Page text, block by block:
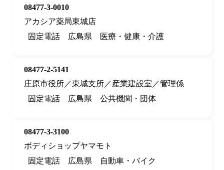
08477-3-0010
アカシア薬局東城店
固定電話
広島県 医療・健康・介護
08477-2-5141
庄原市役所／東城支所／産業建設室／管理係
固定電話
広島県 公共機関・団体
08477-3-3100
ボディショップヤマモト
固定電話
広島県 自動車・バイク